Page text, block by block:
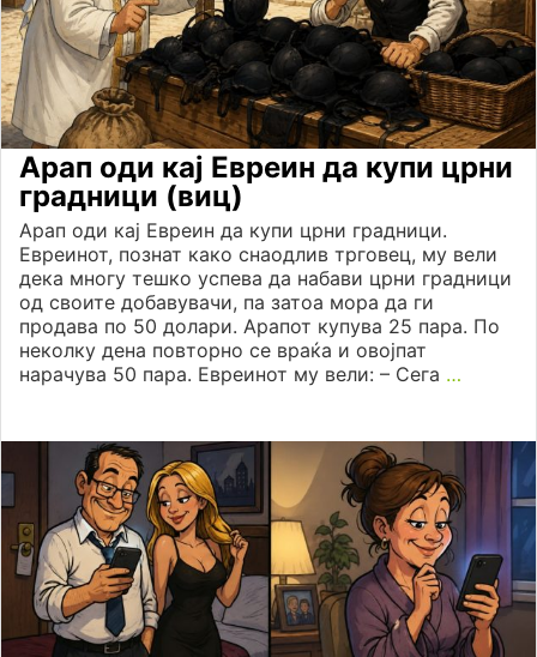
Арап оди кај Евреин да купи црни
градници (виц)
Арап оди кај Евреин да купи црни градници.
Евреинот, познат како снаодлив трговец, му вели
дека многу тешко успева да набави црни градници
од своите добавувачи, па затоа мора да ги
продава по 50 долари. Арапот купува 25 пара. По
неколку дена повторно се враќа и овојпат
нарачува 50 пара. Евреинот му вели: – Сега …